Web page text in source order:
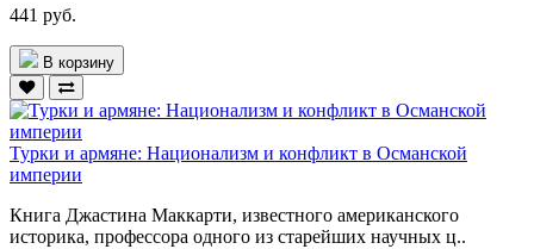
441 руб.
В корзину
Турки и армяне: Национализм и конфликт в Османской
империи
Книга Джастина Маккарти, известного американского
историка, профессора одного из старейших научных ц..